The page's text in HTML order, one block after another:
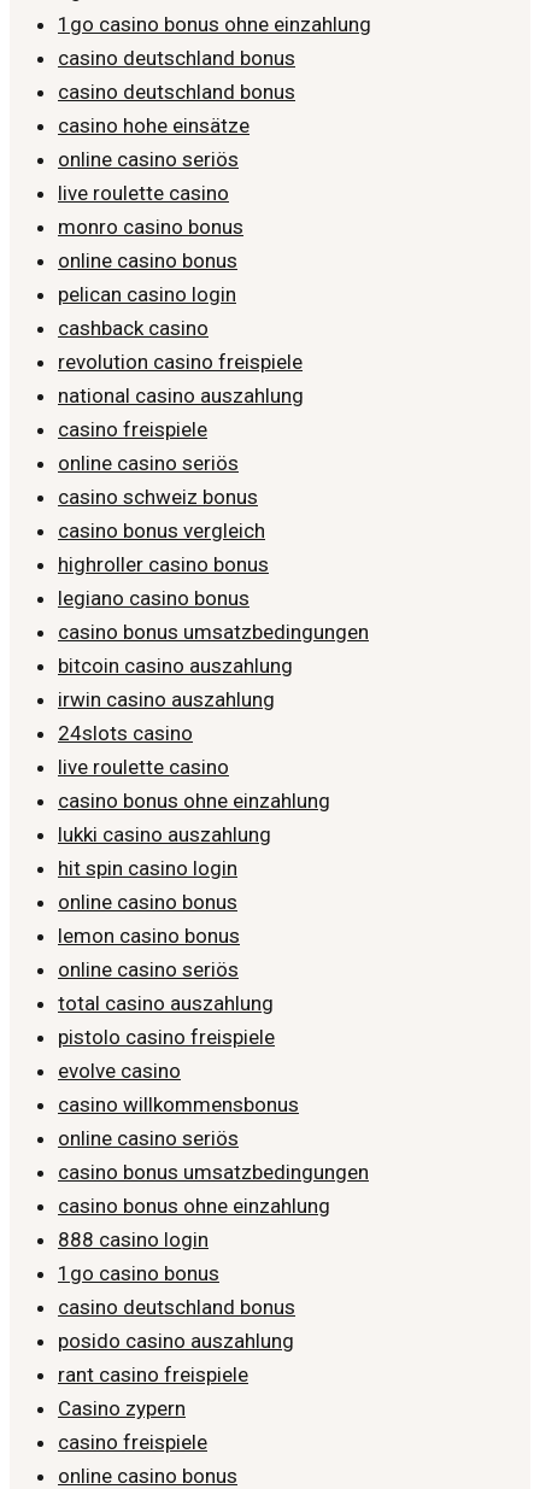
1go casino bonus ohne einzahlung
casino deutschland bonus
casino deutschland bonus
casino hohe einsätze
online casino seriös
live roulette casino
monro casino bonus
online casino bonus
pelican casino login
cashback casino
revolution casino freispiele
national casino auszahlung
casino freispiele
online casino seriös
casino schweiz bonus
casino bonus vergleich
highroller casino bonus
legiano casino bonus
casino bonus umsatzbedingungen
bitcoin casino auszahlung
irwin casino auszahlung
24slots casino
live roulette casino
casino bonus ohne einzahlung
lukki casino auszahlung
hit spin casino login
online casino bonus
lemon casino bonus
online casino seriös
total casino auszahlung
pistolo casino freispiele
evolve casino
casino willkommensbonus
online casino seriös
casino bonus umsatzbedingungen
casino bonus ohne einzahlung
888 casino login
1go casino bonus
casino deutschland bonus
posido casino auszahlung
rant casino freispiele
Casino zypern
casino freispiele
online casino bonus